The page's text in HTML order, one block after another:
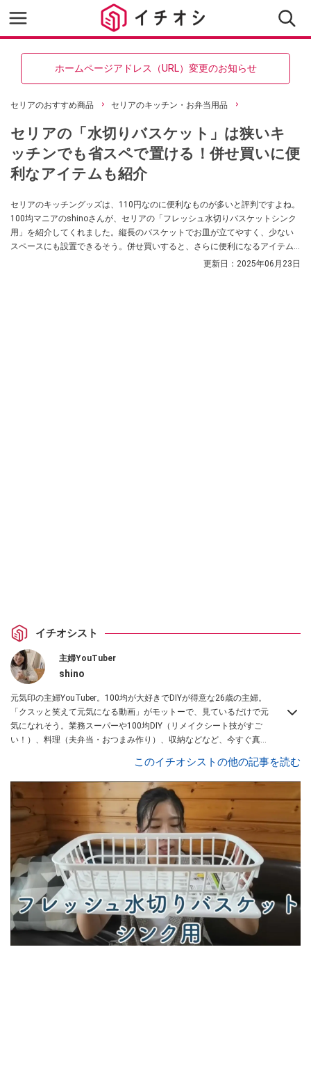
ホームページアドレス（URL）変更のお知らせ
セリアのおすすめ商品 セリアのキッチン・お弁当用品
セリアの「水切りバスケット」は狭いキ
ッチンでも省スペで置ける！併せ買いに便
利なアイテムも紹介
セリアのキッチングッズは、110円なのに便利なものが多いと評判ですよね。
100均マニアのshinoさんが、セリアの「フレッシュ水切りバスケットシンク
用」を紹介してくれました。縦長のバスケットでお皿が立てやすく、少ない
スペースにも設置できるそう。併せ買いすると、さらに便利になるアイテム
更新日： 2025年06月23日
イチオシスト
主婦YouTuber
shino
元気印の主婦YouTuber。100均が大好きでDIYが得意な26歳の主婦。
「クスッと笑えて元気になる動画」がモットーで、見ているだけで元
気になれそう。業務スーパーや100均DIY（リメイクシート技がすご
い！）、料理（夫弁当・おつまみ作り）、収納などなど、今すぐ真似
このイチオシストの他の記事を読む